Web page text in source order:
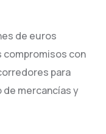
de euros
compromisos con
para
mercancías y